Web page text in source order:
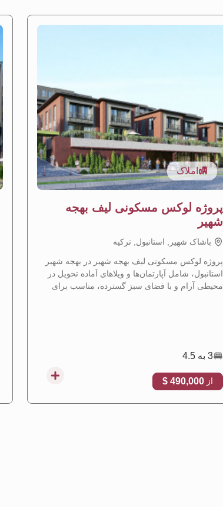
املاک
پروژه لوکس مسکونی لیف بهجه
شهیر
باشاک شهیر, استانبول, تركيه
پروژه لوکس مسکونی لیف بهجه شهیر در بهجه شهیر
استانبول، شامل آپارتمان‌ها و ویلاهای آماده تحویل در
محیطی آرام و با فضای سبز گسترده، مناسب برای
3 به 4.5
از 490,000 $